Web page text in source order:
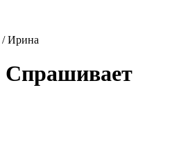
/ Ирина
Спрашивает